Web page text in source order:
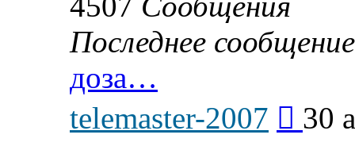
Последнее сообщение
доза…
telemaster-2007
30